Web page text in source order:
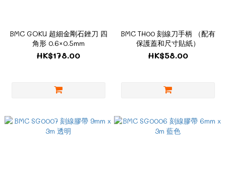
BMC GOKU 超細金剛石銼刀 四
角形 0.6×0.5mm
HK$178.00
BMC TH00 刻線刀手柄 （配有
保護蓋和尺寸貼紙）
HK$58.00